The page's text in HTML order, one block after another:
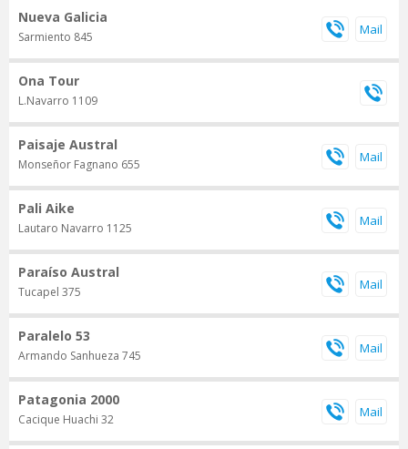
Nueva Galicia
Sarmiento 845
Ona Tour
L.Navarro 1109
Paisaje Austral
Monseñor Fagnano 655
Pali Aike
Lautaro Navarro 1125
Paraíso Austral
Tucapel 375
Paralelo 53
Armando Sanhueza 745
Patagonia 2000
Cacique Huachi 32